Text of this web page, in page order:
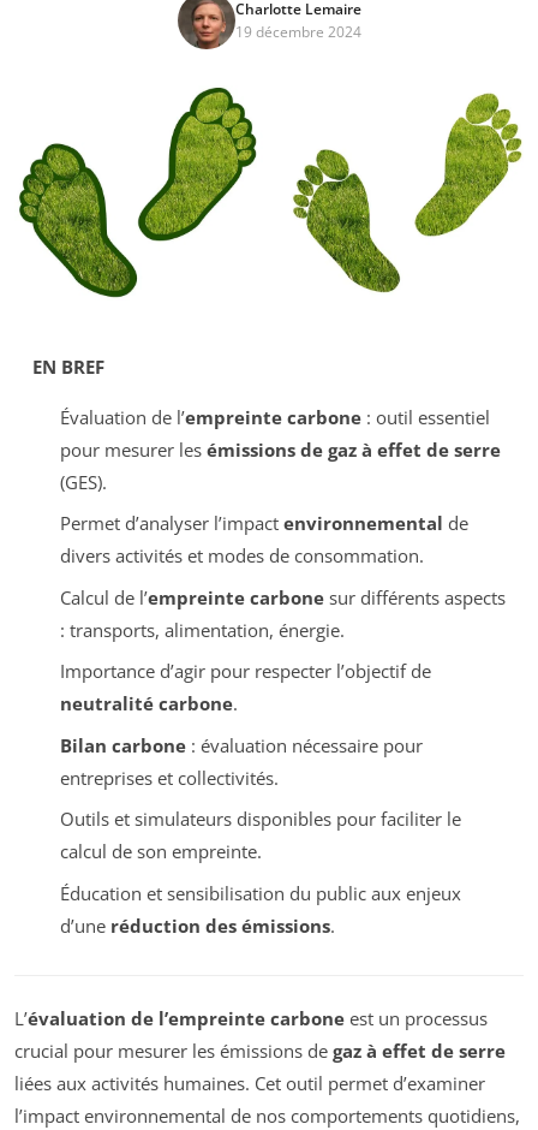
Charlotte Lemaire
19 décembre 2024
EN BREF
Évaluation de l’empreinte carbone: outil essentiel
pour mesurer les émissions de gaz à effet de serre
(GES).
Permet d’analyser l’impact environnemental de
divers activités et modes de consommation.
Calcul de l’empreinte carbonesur différents aspects
: transports, alimentation, énergie.
Importance d’agir pour respecter l’objectif de
neutralité carbone.
Bilan carbone: évaluation nécessaire pour
entreprises et collectivités.
Outils et simulateurs disponibles pour faciliter le
calcul de son empreinte.
Éducation et sensibilisation du public aux enjeux
d’une réduction des émissions.
L’évaluation de l’empreinte carbone est un processus
crucial pour mesurer les émissions de gaz à effet de serre
liées aux activités humaines. Cet outil permet d’examiner
l’impact environnemental de nos comportements quotidiens,